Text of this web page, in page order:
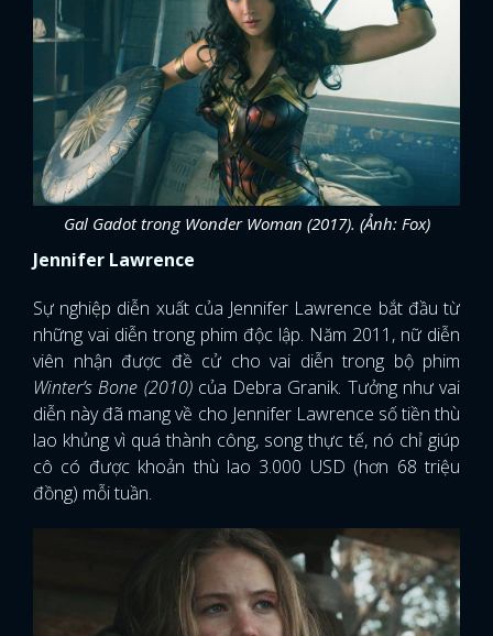
Gal Gadot trong Wonder Woman (2017). (Ảnh: Fox)
Jennifer Lawrence
Sự nghiệp diễn xuất của Jennifer Lawrence bắt đầu từ
những vai diễn trong phim độc lập. Năm 2011, nữ diễn
viên nhận được đề cử cho vai diễn trong bộ phim
Winter’s Bone (2010)của Debra Granik. Tưởng như vai
diễn này đã mang về cho Jennifer Lawrence số tiền thù
lao khủng vì quá thành công, song thực tế, nó chỉ giúp
cô có được khoản thù lao 3.000 USD (hơn 68 triệu
đồng) mỗi tuần.